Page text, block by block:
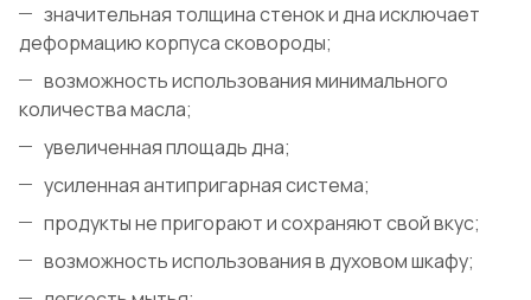
значительная толщина стенок и дна исключает
деформацию корпуса сковороды;
возможность использования минимального
количества масла;
увеличенная площадь дна;
усиленная антипригарная система;
продукты не пригорают и сохраняют свой вкус;
возможность использования в духовом шкафу;